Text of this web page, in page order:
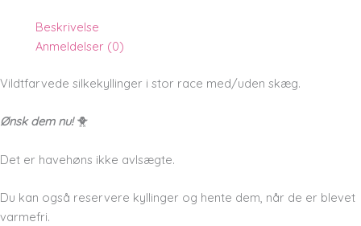
Beskrivelse
Anmeldelser (0)
Vildtfarvede silkekyllinger i stor race med/uden skæg.
Ønsk dem nu!🐥
Det er havehøns ikke avlsægte.
Du kan også reservere kyllinger og hente dem, når de er blevet
varmefri.